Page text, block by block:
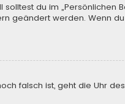
du im „Persönlichen
geändert werden. Wenn
falsch ist, geht die Uhr